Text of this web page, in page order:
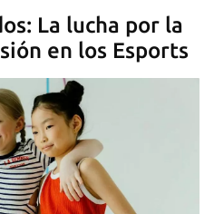
La lucha por la
en los Esports